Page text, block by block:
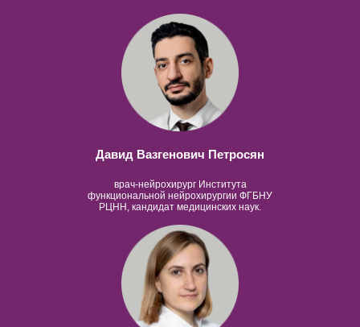
врач-нейрохирург Института
функциональной нейрохирургии ФГБНУ
РЦНН, кандидат медицинских наук.
Давид Вазгенович Петросян